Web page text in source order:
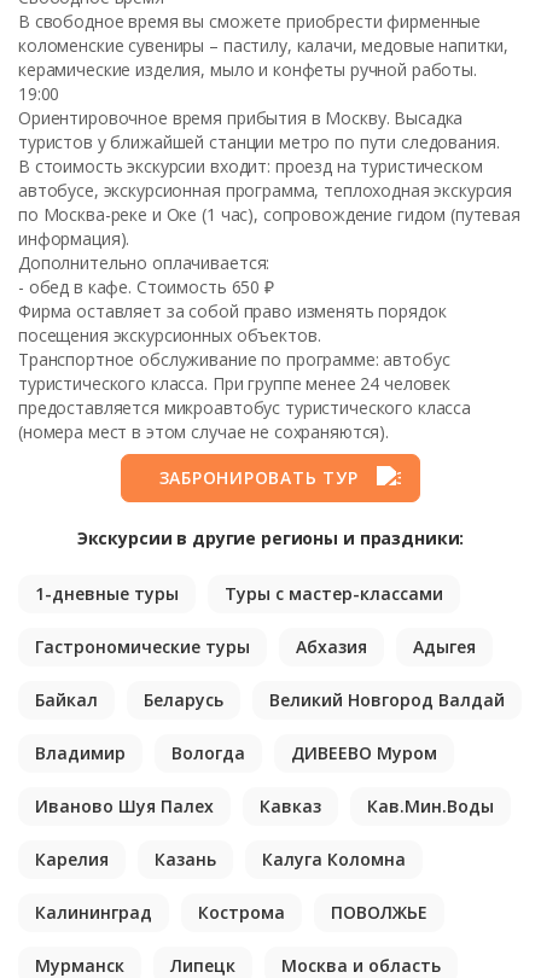
В свободное время вы сможете приобрести фирменные
коломенские сувениры – пастилу, калачи, медовые напитки,
керамические изделия, мыло и конфеты ручной работы.
19:00
Ориентировочное время прибытия в Москву. Высадка
туристов у ближайшей станции метро по пути следования.
В стоимость экскурсии входит: проезд на туристическом
автобусе, экскурсионная программа, теплоходная экскурсия
по Москва-реке и Оке (1 час), сопровождение гидом (путевая
информация).
Дополнительно оплачивается:
- обед в кафе. Стоимость 650 ₽
Фирма оставляет за собой право изменять порядок
посещения экскурсионных объектов.
Транспортное обслуживание по программе: автобус
туристического класса. При группе менее 24 человек
предоставляется микроавтобус туристического класса
(номера мест в этом случае не сохраняются).
ЗАБРОНИРОВАТЬ ТУР
Экскурсии в другие регионы и праздники:
1-дневные туры Туры с мастер-классами
Гастрономические туры Абхазия Адыгея
Байкал Беларусь Великий Новгород Валдай
Владимир Вологда ДИВЕЕВО Муром
Иваново Шуя Палех Кавказ Кав.Мин.Воды
Карелия Казань Калуга Коломна
Калининград Кострома ПОВОЛЖЬЕ
Мурманск Липецк Москва и область